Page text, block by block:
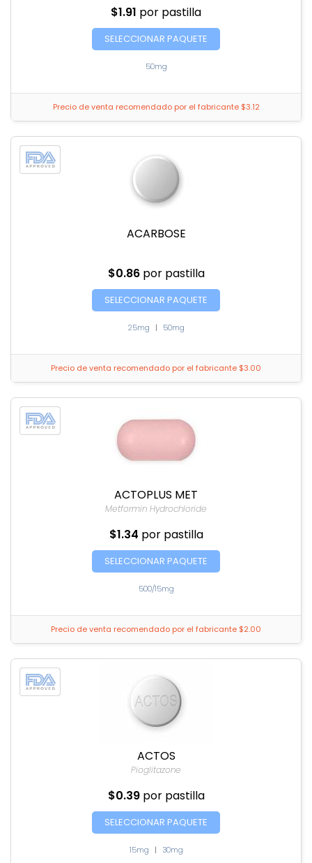
$1.91 por pastilla
SELECCIONAR PAQUETE
50mg
Precio de venta recomendado por el fabricante $3.12
ACARBOSE
$0.86 por pastilla
SELECCIONAR PAQUETE
25mg | 50mg
Precio de venta recomendado por el fabricante $3.00
ACTOPLUS MET
Metformin Hydrochloride
$1.34 por pastilla
SELECCIONAR PAQUETE
500/15mg
Precio de venta recomendado por el fabricante $2.00
ACTOS
Pioglitazone
$0.39 por pastilla
SELECCIONAR PAQUETE
15mg | 30mg